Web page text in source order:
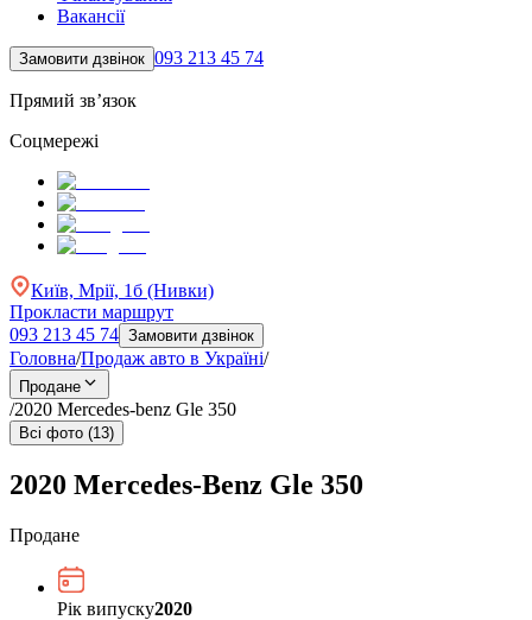
Вакансії
Замовити дзвінок 093 213 45 74
Прямий зв’язок
Соцмережі
Київ, Мрії, 1б (Нивки)
Прокласти маршрут
093 213 45 74 Замовити дзвінок
Головна/Продаж авто в Україні/
Продане
/2020 Mercedes-benz Gle 350
Всі фото (13)
2020 Mercedes-Benz Gle 350
Продане
Рік випуску2020